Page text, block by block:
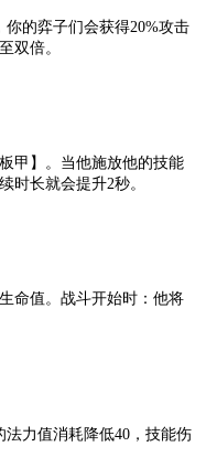
的弈子们会获得20%攻击
双倍。
甲】。当他施放他的技能
时长就会提升2秒。
命值。战斗开始时：他将
力值消耗降低40，技能伤